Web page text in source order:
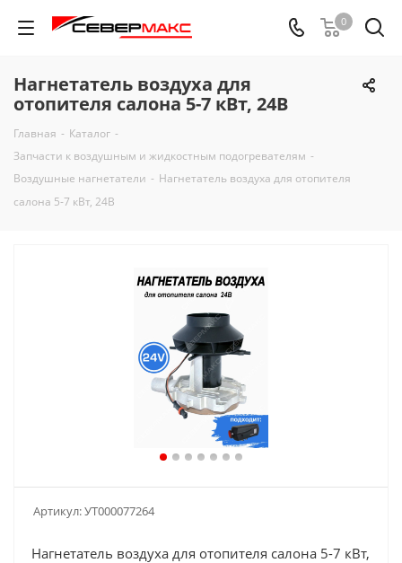
0
Нагнетатель воздуха для
отопителя салона 5-7 кВт, 24В
Главная - Каталог -
Запчасти к воздушным и жидкостным подогревателям -
Воздушные нагнетатели - Нагнетатель воздуха для отопителя
салона 5-7 кВт, 24В
Артикул:УТ000077264
Нагнетатель воздуха для отопителя салона 5-7 кВт,